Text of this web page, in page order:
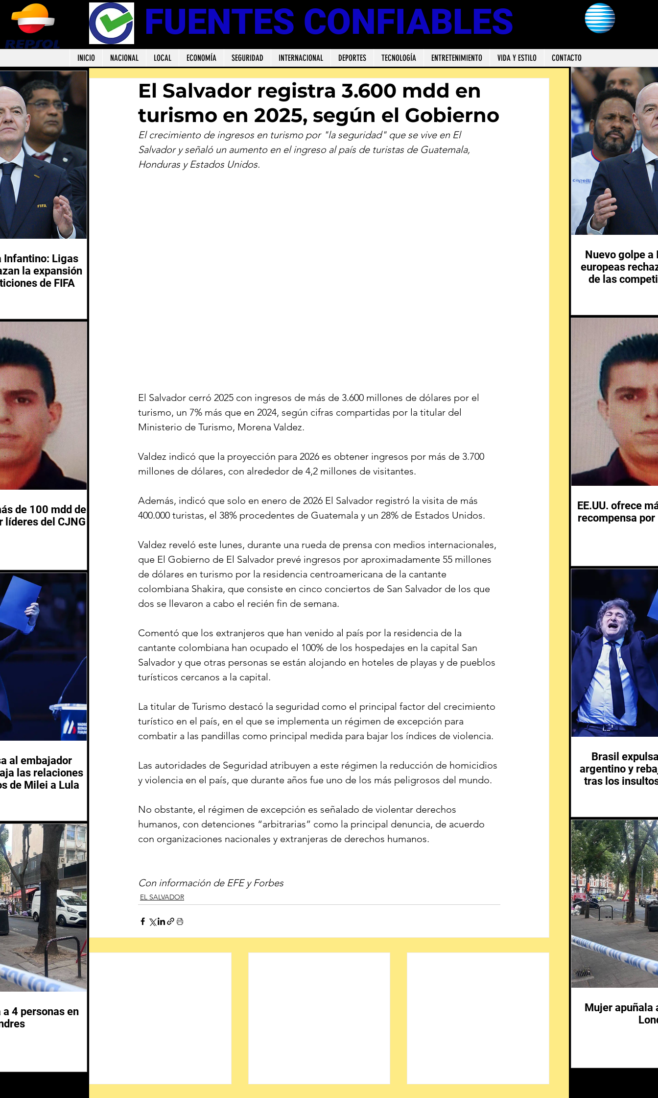
FUENTES CONFIABLES
INICIO NACIONAL LOCAL ECONOMÍA SEGURIDAD INTERNACIONAL DEPORTES TECNOLOGÍA ENTRETENIMIENTO VIDA Y ESTILO CONTACTO
El Salvador registra 3.600 mdd en
turismo en 2025, según el Gobierno
El crecimiento de ingresos en turismo por "la seguridad" que se vive en El
Salvador y señaló un aumento en el ingreso al país de turistas de Guatemala,
Honduras y Estados Unidos.
El Salvador cerró 2025 con ingresos de más de 3.600 millones de dólares por el
turismo, un 7% más que en 2024, según cifras compartidas por la titular del
Ministerio de Turismo, Morena Valdez.
Valdez indicó que la proyección para 2026 es obtener ingresos por más de 3.700
millones de dólares, con alrededor de 4,2 millones de visitantes.
Además, indicó que solo en enero de 2026 El Salvador registró la visita de más
400.000 turistas, el 38% procedentes de Guatemala y un 28% de Estados Unidos.
Valdez reveló este lunes, durante una rueda de prensa con medios internacionales,
que El Gobierno de El Salvador prevé ingresos por aproximadamente 55 millones
de dólares en turismo por la residencia centroamericana de la cantante
colombiana Shakira, que consiste en cinco conciertos de San Salvador de los que
dos se llevaron a cabo el recién fin de semana.
Comentó que los extranjeros que han venido al país por la residencia de la
cantante colombiana han ocupado el 100% de los hospedajes en la capital San
Salvador y que otras personas se están alojando en hoteles de playas y de pueblos
turísticos cercanos a la capital.
La titular de Turismo destacó la seguridad como el principal factor del crecimiento
turístico en el país, en el que se implementa un régimen de excepción para
combatir a las pandillas como principal medida para bajar los índices de violencia.
Las autoridades de Seguridad atribuyen a este régimen la reducción de homicidios
y violencia en el país, que durante años fue uno de los más peligrosos del mundo.
No obstante, el régimen de excepción es señalado de violentar derechos
humanos, con detenciones “arbitrarias” como la principal denuncia, de acuerdo
con organizaciones nacionales y extranjeras de derechos humanos.
Con información de EFE y Forbes
EL SALVADOR
Infantino: Ligas
la expansión
de FIFA
de 100 mdd de
líderes del CJNG
al embajador
las relaciones
de Milei a Lula
4 personas en
Nuevo golpe
europeas
de las
EE.UU. ofrece
recompensa
Brasil
argentino y
tras los
Mujer apuñala